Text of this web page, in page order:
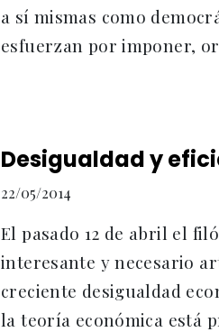
a sí mismas como
esfuerzan por imponer,
Desigualdad y
22/05/2014
El pasado 12 de abril el
interesante y necesario
creciente desigualdad
la teoría económica está